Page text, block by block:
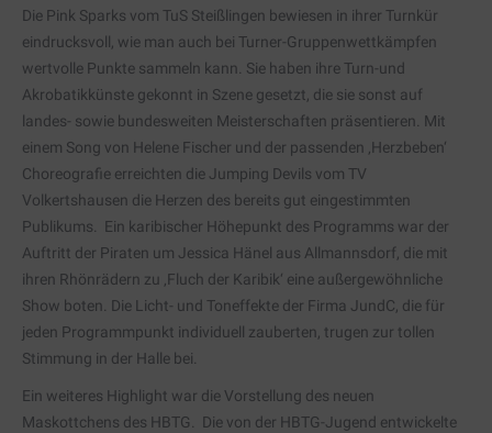
Die Pink Sparks vom TuS Steißlingen bewiesen in ihrer Turnkür
eindrucksvoll, wie man auch bei Turner-Gruppenwettkämpfen
wertvolle Punkte sammeln kann. Sie haben ihre Turn-und
Akrobatikkünste gekonnt in Szene gesetzt, die sie sonst auf
landes- sowie bundesweiten Meisterschaften präsentieren. Mit
einem Song von Helene Fischer und der passenden ‚Herzbeben‘
Choreografie erreichten die Jumping Devils vom TV
Volkertshausen die Herzen des bereits gut eingestimmten
Publikums. Ein karibischer Höhepunkt des Programms war der
Auftritt der Piraten um Jessica Hänel aus Allmannsdorf, die mit
ihren Rhönrädern zu ‚Fluch der Karibik‘ eine außergewöhnliche
Show boten. Die Licht- und Toneffekte der Firma JundC, die für
jeden Programmpunkt individuell zauberten, trugen zur tollen
Stimmung in der Halle bei.
Ein weiteres Highlight war die Vorstellung des neuen
Maskottchens des HBTG. Die von der HBTG-Jugend entwickelte